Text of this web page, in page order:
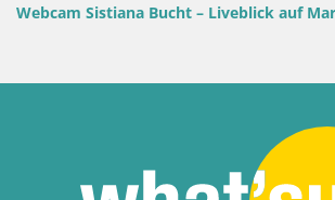
auf Marina und Bucht